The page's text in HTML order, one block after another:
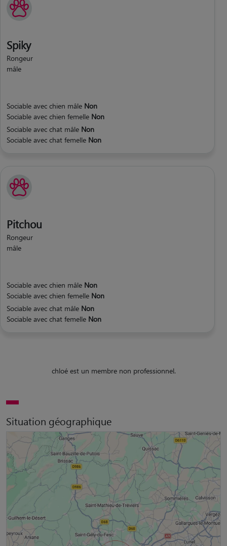
Spiky
Rongeur
mâle
Sociable avec chien mâle Non
Sociable avec chien femelle Non
Sociable avec chat mâle Non
Sociable avec chat femelle Non
Pitchou
Rongeur
mâle
Sociable avec chien mâle Non
Sociable avec chien femelle Non
Sociable avec chat mâle Non
Sociable avec chat femelle Non
chloé est un membre non professionnel.
Situation géographique